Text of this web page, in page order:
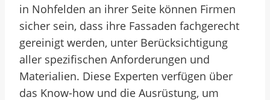
in Nohfelden an ihrer Seite können Firmen
sicher sein, dass ihre Fassaden fachgerecht
gereinigt werden, unter Berücksichtigung
aller spezifischen Anforderungen und
Materialien. Diese Experten verfügen über
das Know-how und die Ausrüstung, um